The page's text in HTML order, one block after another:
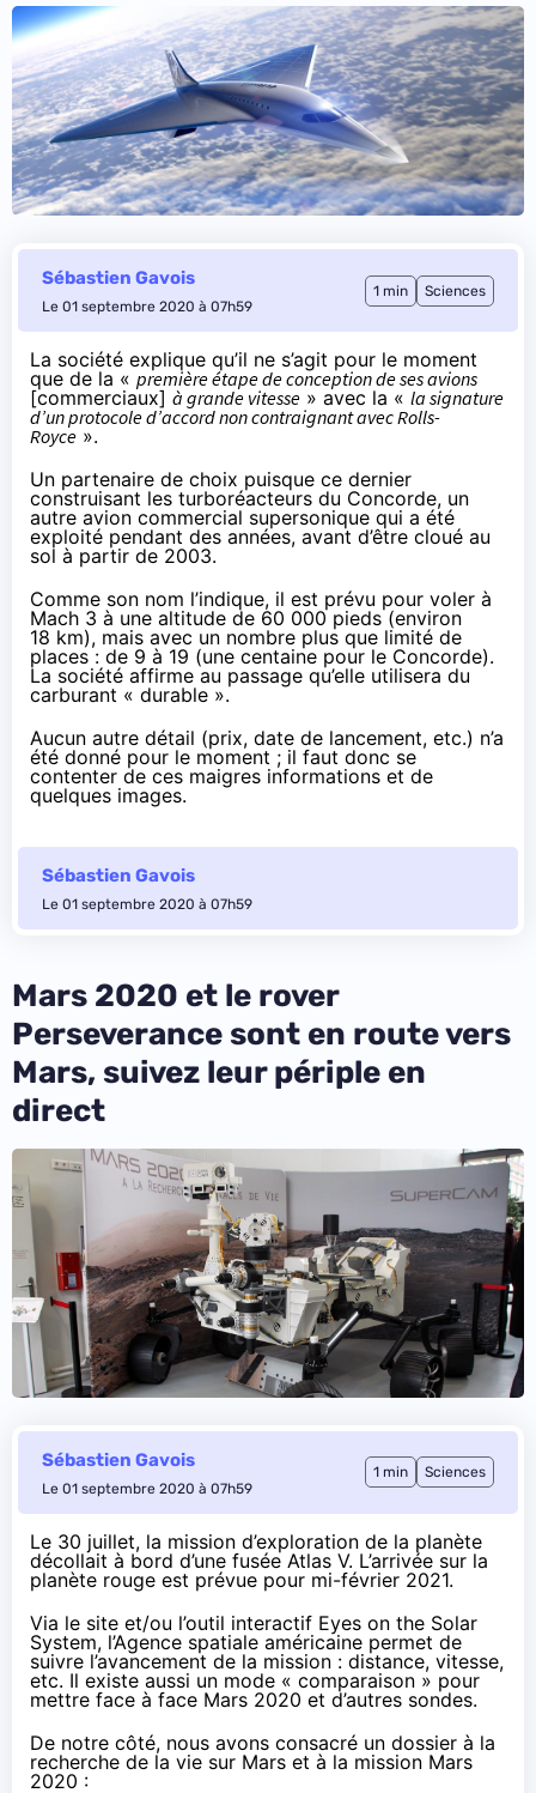
Sébastien Gavois
Le 01 septembre 2020 à 07h59
1 min Sciences
La société explique qu’il ne s’agit pour le moment
que de la « première étape de conception de ses avions
[commerciaux] à grande vitesse » avec la « la signature
d’un protocole d’accord non contraignant avec Rolls-
Royce ».
Un partenaire de choix puisque ce dernier
construisant les turboréacteurs du Concorde, un
autre avion commercial supersonique qui a été
exploité pendant des années, avant d’être cloué au
sol à partir de 2003.
Comme son nom l’indique, il est prévu pour voler à
Mach 3 à une altitude de 60 000 pieds (environ
18 km), mais avec un nombre plus que limité de
places : de 9 à 19 (une centaine pour le Concorde).
La société affirme au passage qu’elle utilisera du
carburant « durable ».
Aucun autre détail (prix, date de lancement, etc.) n’a
été donné pour le moment ; il faut donc se
contenter de ces maigres informations et de
quelques images.
Sébastien Gavois
Le 01 septembre 2020 à 07h59
Mars 2020 et le rover
Perseverance sont en route vers
Mars, suivez leur périple en
direct
Sébastien Gavois
Le 01 septembre 2020 à 07h59
1 min Sciences
Le 30 juillet, la mission d’exploration de la planète
décollait à bord d’une fusée Atlas V. L’arrivée sur la
planète rouge est prévue pour mi-février 2021.
Via le site et/ou l’outil interactif Eyes on the Solar
System, l’Agence spatiale américaine permet de
suivre l’avancement de la mission : distance, vitesse,
etc. Il existe aussi un mode « comparaison » pour
mettre face à face Mars 2020 et d’autres sondes.
De notre côté, nous avons consacré un dossier à la
recherche de la vie sur Mars et à la mission Mars
2020 :